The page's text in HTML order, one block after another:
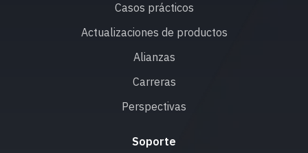
Casos prácticos
Actualizaciones de productos
Alianzas
Carreras
Perspectivas
Soporte